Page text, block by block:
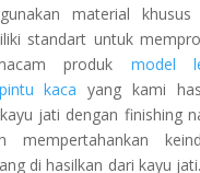
material khusus
standart untuk
produk model
kaca yang kami
jati dengan finishing
mempertahankan
di hasilkan dari kayu